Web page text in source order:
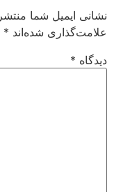
شما منتشر نخواهد شد.
شده‌اند*